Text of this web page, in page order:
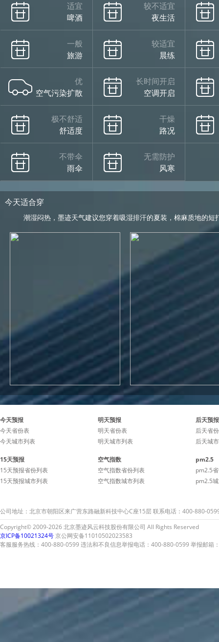
适宜
啤酒
较不适宜
夜生活
一般
旅游
较适宜
晨练
优
空气污染扩散
长时间开启
空调开启
极不舒适
舒适度
干燥
路况
不带伞
雨伞
无需防护
风寒
今天适合穿
潮湿闷热，墨迹天气建议您穿着吸湿排汗的夏装，棉麻质地的短
今天预报
今天省份表
今天城市列表
明天预报
明天省份表
明天城市列表
后天预报
后天省
后天城
15天预报
15天预报省份列表
15天预报城市列表
空气指数
空气指数省份列表
空气指数城市列表
pm2.5
pm2.5
pm2.5
公司地址：北京市朝阳区来广营东路融新科技中心C座15层 联系电话：400-880-
Copyright© 2009-2026 北京墨迹风云科技股份有限公司 All Rights Reserved
京ICP备10021324号京公网安备11010502023583
客服服务热线：400-880-0599 违法和不良信息举报电话：400-880-0599 举报邮箱